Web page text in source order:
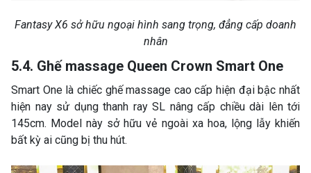
Fantasy X6 sở hữu ngoại hình sang trọng, đẳng cấp doanh
nhân
5.4. Ghế massage Queen Crown Smart One
Smart One là chiếc ghế massage cao cấp hiện đại bậc nhất
hiện nay sử dụng thanh ray SL nâng cấp chiều dài lên tới
145cm. Model này sở hữu vẻ ngoài xa hoa, lộng lẫy khiến
bất kỳ ai cũng bị thu hút.